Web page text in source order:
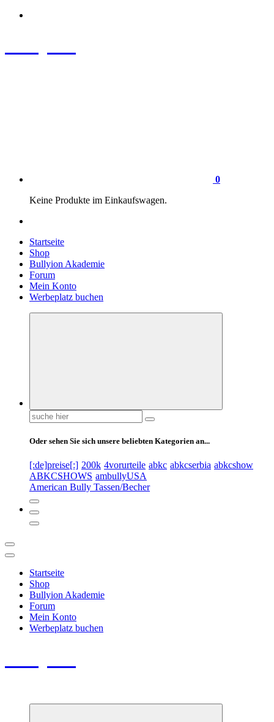
Zum
0
Keine Produkte im Einkaufswagen.
Startseite
Shop
Bullyion Akademie
Forum
Mein Konto
Werbeplatz buchen
Suchen
nach:
Oder sehen Sie sich unsere beliebten Kategorien an...
[:de]preise[:] 200k 4vorurteile abkc abkcserbia abkcshow
ABKCSHOWS ambullyUSA
American Bully Tassen/Becher
Startseite
Shop
Bullyion Akademie
Forum
Mein Konto
Werbeplatz buchen